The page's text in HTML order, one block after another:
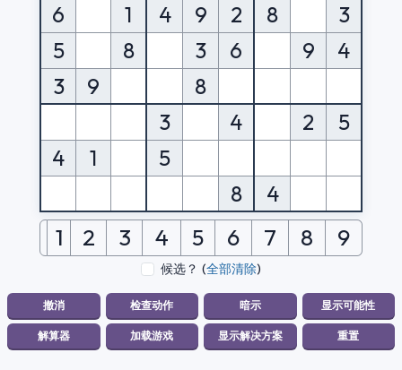
6
1 4 9 2 8
3
5
8 3 6 9
4
3
9
8
3
4 2
5
4
1
5
8
4
1 2 3 4 5 6 7 8 9
候选？ (全部清除)